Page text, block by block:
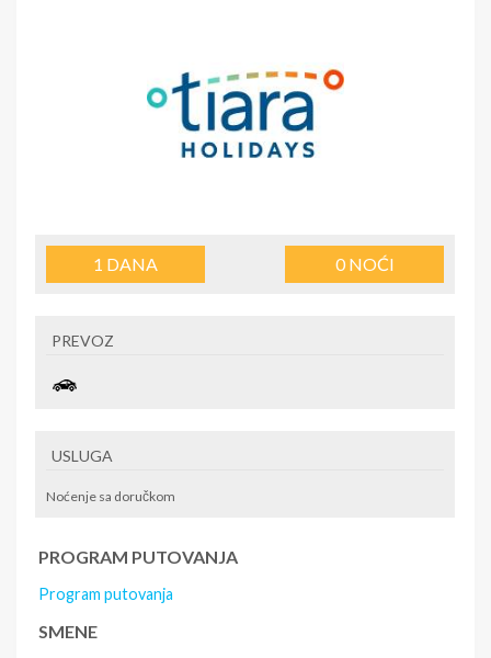
1 DANA 0NOĆI
PREVOZ
USLUGA
Noćenje sa doručkom
PROGRAM PUTOVANJA
Program putovanja
SMENE